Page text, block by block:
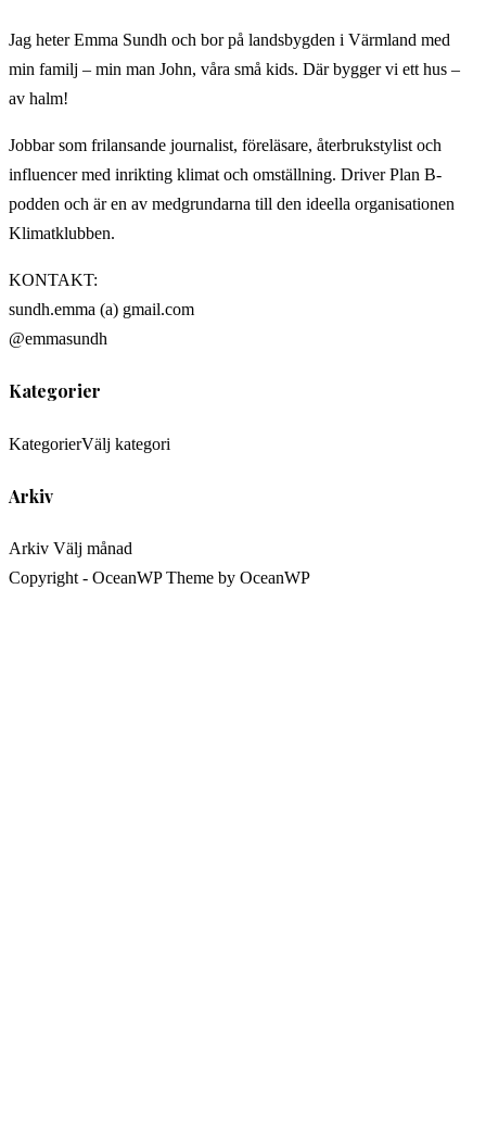
Jag heter Emma Sundh och bor på landsbygden i Värmland med
min familj – min man John, våra små kids. Där bygger vi ett hus –
av halm!
Jobbar som frilansande journalist, föreläsare, återbrukstylist och
influencer med inrikting klimat och omställning. Driver Plan B-
podden och är en av medgrundarna till den ideella organisationen
Klimatklubben.
KONTAKT:
sundh.emma (a) gmail.com
@emmasundh
Kategorier
KategorierVälj kategori
Arkiv
Arkiv Välj månad
Copyright - OceanWP Theme by OceanWP